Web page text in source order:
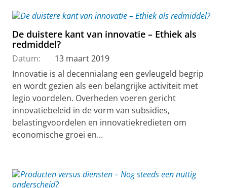
De duistere kant van innovatie – Ethiek als
redmiddel?
Datum:
13 maart 2019
Innovatie is al decennialang een gevleugeld begrip
en wordt gezien als een belangrijke activiteit met
legio voordelen. Overheden voeren gericht
innovatiebeleid in de vorm van subsidies,
belastingvoordelen en innovatiekredieten om
economische groei en...